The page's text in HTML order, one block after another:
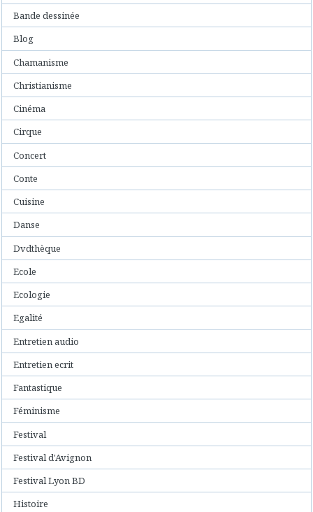
Bande dessinée
Blog
Chamanisme
Christianisme
Cinéma
Cirque
Concert
Conte
Cuisine
Danse
Dvdthèque
Ecole
Ecologie
Egalité
Entretien audio
Entretien ecrit
Fantastique
Féminisme
Festival
Festival d'Avignon
Festival Lyon BD
Histoire